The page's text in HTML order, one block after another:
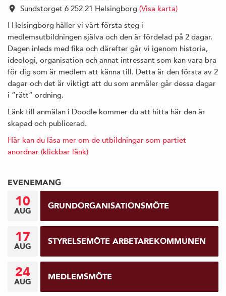
Sundstorget 6 252 21 Helsingborg (Visa karta)
I Helsingborg håller vi vårt första steg i
medlemsutbildningen själva och den är fördelad på 2 dagar.
Dagen inleds med fika och därefter går vi igenom historia,
ideologi, organisation och annat intressant som kan vara bra
för dig som är medlem att känna till. Detta är den första av 2
dagar och det är viktigt att du som anmäler går dessa dagar
i ”rätt” ordning.
Länk till anmälan i Doodle kommer du att hitta här den är
skapad och publicerad.
Här kan du läsa mer om de utbildningar som partiet
anordnar (klickbar länk)
EVENEMANG
10
AUG GRUNDORGANISATIONSMÖTE
17
AUG STYRELSEMÖTE ARBETAREKOMMUNEN
24
AUG MEDLEMSMÖTE